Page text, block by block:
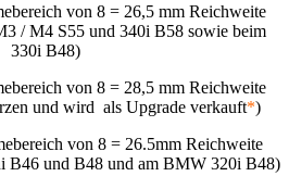
von 8 = 26,5 mm Reichweite
/ M4 S55 und 340i B58 sowie beim
330i B48)
von 8 = 28,5 mm Reichweite
und wird als Upgrade verkauft*)
von 8 = 26.5mm Reichweite
B46 und B48 und am BMW 320i B48)